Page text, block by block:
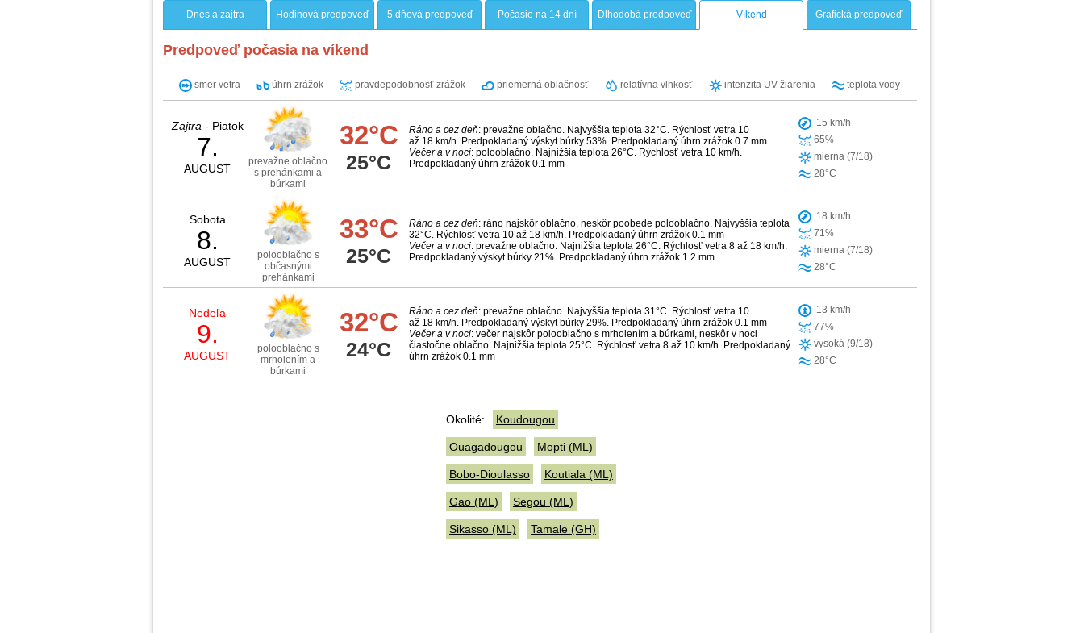
Dnes a zajtra Hodinová predpoveď 5 dňová predpoveď Počasie na 14 dní Dlhodobá predpoveď Víkend Grafická predpoveď
Predpoveď počasia na víkend
smer vetra úhrn zrážok pravdepodobnosť zrážok priemerná oblačnosť relatívna vlhkosť intenzita UV žiarenia teplota vody
Zajtra - Piatok
7.
AUGUST
prevažne oblačno
s prehánkami a
búrkami
32°C
25°C
Ráno a cez deň: prevažne oblačno. Najvyššia teplota 32°C. Rýchlosť vetra 10
až 18 km/h. Predpokladaný výskyt búrky 53%. Predpokladaný úhrn zrážok 0.7 mm
Večer a v noci: polooblačno. Najnižšia teplota 26°C. Rýchlosť vetra 10 km/h.
Predpokladaný úhrn zrážok 0.1 mm
15 km/h
65%
mierna (7/18)
28°C
Sobota
8.
AUGUST
polooblačno s
občasnými
prehánkami
33°C
25°C
Ráno a cez deň: ráno najskôr oblačno, neskôr poobede polooblačno. Najvyššia teplota
32°C. Rýchlosť vetra 10 až 18 km/h. Predpokladaný úhrn zrážok 0.1 mm
Večer a v noci: prevažne oblačno. Najnižšia teplota 26°C. Rýchlosť vetra 8 až 18 km/h.
Predpokladaný výskyt búrky 21%. Predpokladaný úhrn zrážok 1.2 mm
18 km/h
71%
mierna (7/18)
28°C
Nedeľa
9.
AUGUST
polooblačno s
mrholením a
búrkami
32°C
24°C
Ráno a cez deň: prevažne oblačno. Najvyššia teplota 31°C. Rýchlosť vetra 10
až 18 km/h. Predpokladaný výskyt búrky 29%. Predpokladaný úhrn zrážok 0.1 mm
Večer a v noci: večer najskôr polooblačno s mrholením a búrkami, neskôr v noci
čiastočne oblačno. Najnižšia teplota 25°C. Rýchlosť vetra 8 až 10 km/h. Predpokladaný
úhrn zrážok 0.1 mm
13 km/h
77%
vysoká (9/18)
28°C
Okolité: Koudougou
Ouagadougou Mopti (ML)
Bobo-Dioulasso Koutiala (ML)
Gao (ML) Segou (ML)
Sikasso (ML) Tamale (GH)